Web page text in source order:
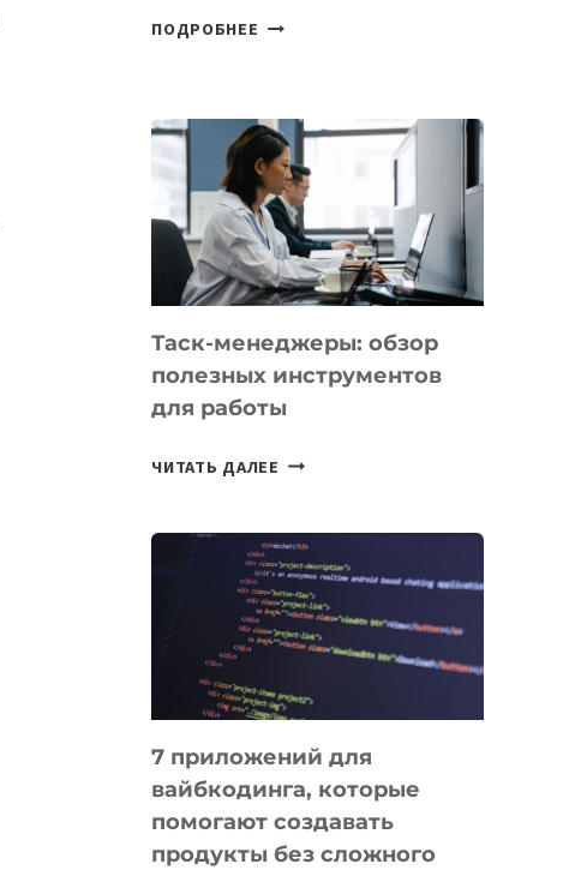
ПОДРОБНЕЕ ДЖЕФФ
PROMETHEUS
ДЛЯ
СОЗДАНИЯ
«ИСКУССТВЕННОГО
ИНЖЕНЕРА»
Таск-менеджеры: обзор
полезных инструментов
для работы
ЧИТАТЬ ДАЛЕЕ ТАСК-
ПОЛЕЗНЫХ
ИНСТРУМЕНТОВ
ДЛЯ
РАБОТЫ
7 приложений для
вайбкодинга, которые
помогают создавать
продукты без сложного